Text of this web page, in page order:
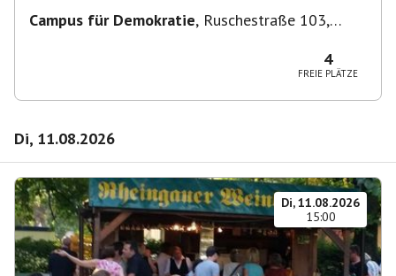
Campus für Demokratie, Ruschestraße 103,
4
FREIE PLÄTZE
Di, 11.08.2026
Di, 11.08.2026
15:00